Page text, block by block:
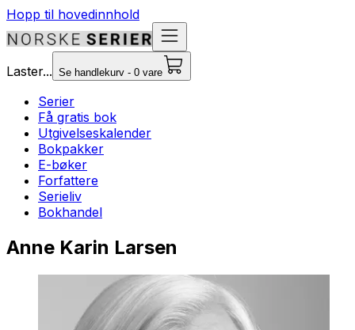
Hopp til hovedinnhold
Laster... Se handlekurv - 0 vare
Serier
Få gratis bok
Utgivelseskalender
Bokpakker
E-bøker
Forfattere
Serieliv
Bokhandel
Anne Karin Larsen